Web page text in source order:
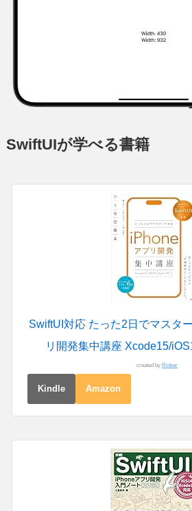
SwiftUIが学べる書籍
SwiftUI対応 たった2日でマスタ
リ開発集中講座 Xcode15/
created by Rinker
Kindle Amazon